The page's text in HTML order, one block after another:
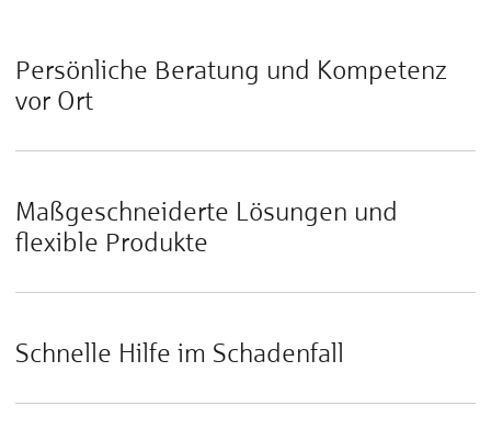
Persönliche Beratung und Kompetenz
vor Ort
Maßgeschneiderte Lösungen und
flexible Produkte
Schnelle Hilfe im Schadenfall